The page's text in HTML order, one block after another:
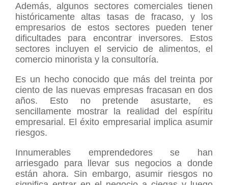
Además, algunos sectores comerciales tienen
históricamente altas tasas de fracaso, y los
empresarios de estos sectores pueden tener
dificultades para encontrar inversores. Estos
sectores incluyen el servicio de alimentos, el
comercio minorista y la consultoría.
Es un hecho conocido que más del treinta por
ciento de las nuevas empresas fracasan en dos
años. Esto no pretende asustarte, es
sencillamente mostrar la realidad del espíritu
empresarial. El éxito empresarial implica asumir
riesgos.
Innumerables emprendedores se han
arriesgado para llevar sus negocios a donde
están ahora. Sin embargo, asumir riesgos no